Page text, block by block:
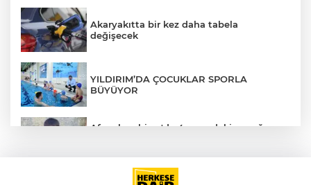
Akaryakıtta bir kez daha tabela
değişecek
YILDIRIM’DA ÇOCUKLAR SPORLA
BÜYÜYOR
Afyonkarahisar'da 4 yaşındaki çocuğun